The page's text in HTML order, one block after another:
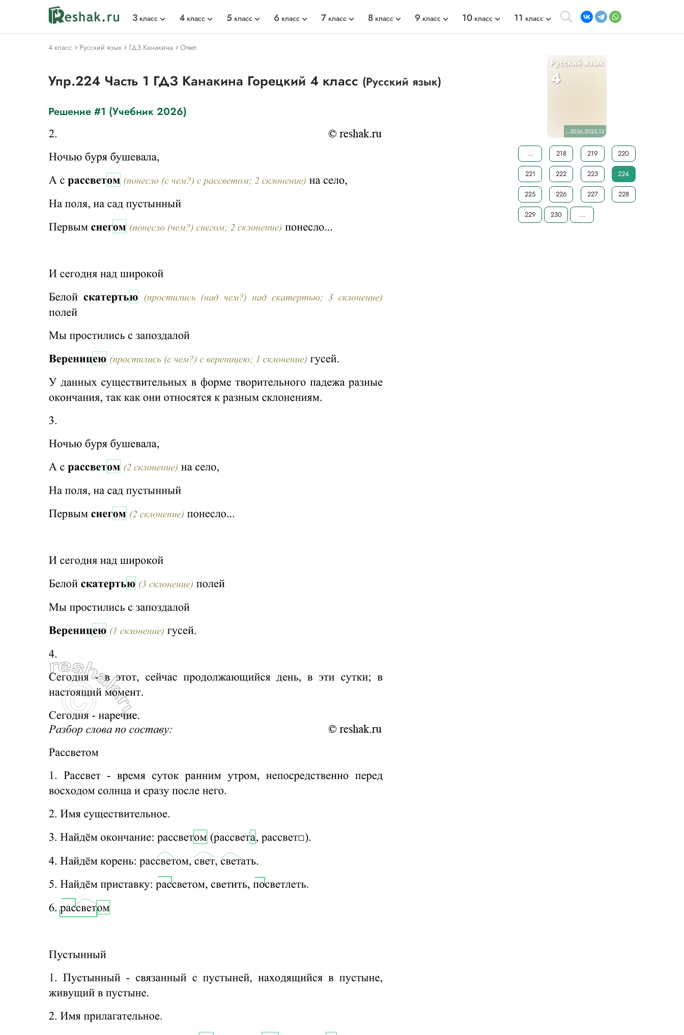
3 класс 4 класс 5 класс 6 класс 7 класс 8 класс 9 класс 10 класс 11 класс
4 класс Русский язык ГДЗ Канакина Ответ
Упр.224 Часть 1 ГДЗ Канакина Горецкий 4 класс (Русский язык)
Решение #1 (Учебник 2026)
Русский язык
4
уч.2026,2023,13
... 218 219 220
221 222 223 224
225 226 227 228
229 230 ...